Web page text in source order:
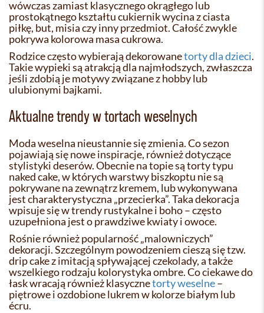
wówczas zamiast klasycznego okrągłego lub
prostokątnego kształtu cukiernik wycina z ciasta
piłkę, but, misia czy inny przedmiot. Całość zwykle
pokrywa kolorowa masa cukrowa.
Rodzice często wybierają dekorowanetorty dla dzieci.
Takie wypieki są atrakcją dla najmłodszych, zwłaszcza
jeśli zdobią je motywy związane z hobby lub
ulubionymi bajkami.
Aktualne trendy w tortach weselnych
Moda weselna nieustannie się zmienia. Co sezon
pojawiają się nowe inspiracje, również dotyczące
stylistyki deserów. Obecnie na topie są torty typu
naked cake, w których warstwy biszkoptu nie są
pokrywane na zewnątrz kremem, lub wykonywana
jest charakterystyczna „przecierka”. Taka dekoracja
wpisuje się w trendy rustykalne i boho – często
uzupełniona jest o prawdziwe kwiaty i owoce.
Rośnie również popularność „malowniczych”
dekoracji. Szczególnym powodzeniem cieszą się tzw.
drip cake z imitacją spływającej czekolady, a także
wszelkiego rodzaju kolorystyka ombre. Co ciekawe do
łask wracają również klasycznetorty weselne–
piętrowe i ozdobione lukrem w kolorze białym lub
écru.